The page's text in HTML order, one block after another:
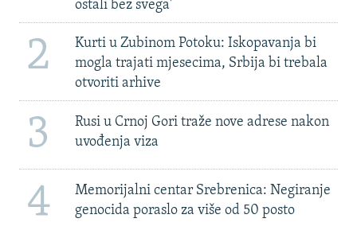
ostali bez svega'
2
Kurti u Zubinom Potoku: Iskopavanja bi
mogla trajati mjesecima, Srbija bi trebala
otvoriti arhive
3
Rusi u Crnoj Gori traže nove adrese nakon
uvođenja viza
4
Memorijalni centar Srebrenica: Negiranje
genocida poraslo za više od 50 posto